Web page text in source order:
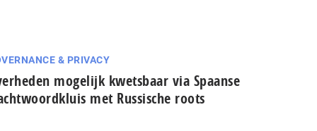
& PRIVACY
mogelijk kwetsbaar via Spaanse
met Russische roots